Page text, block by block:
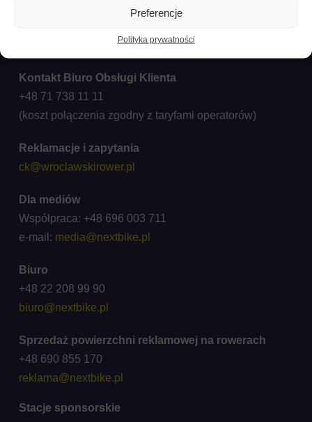
Preferencje
Polityka prywatności
Kontakt Biuro Obsługi Klienta
+48 71 738 11 11
(koszt połączenia zgodny z taryfami operatorów)
Reklamacje i zapytania
ck@wroclawskirower.pl
Dla mediów
Współpraca: +48 696 003 711
e-mail: media@nextbike.pl
Biuro
+48 22 208 99 90
biuro@nextbike.pl
Sprzedaż powierzchni reklamowej na rowerach
+48 690 855 170
reklama@nextbike.pl
Stacje sponsorskie